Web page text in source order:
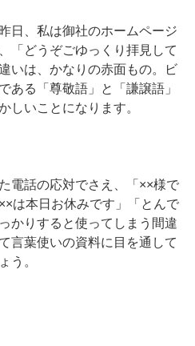
日、私は御社のホームページ
「どうぞごゆっくり拝見して
いは、かなりの赤面もの。ビ
ある「尊敬語」と「謙譲語」
しいことになります。
電話の応対でさえ、「××様で
は本日お休みです」「とんで
かりすると使ってしまう間違
言葉使いの資料に目を通して
う。